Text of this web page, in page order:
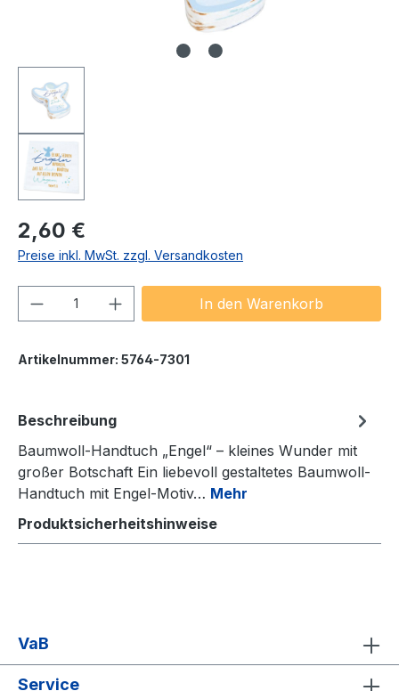
Regulärer Preis:
2,60 €
Preise inkl. MwSt. zzgl. Versandkosten
Produkt Anzahl: Gib denIn den Warenkorb
Artikelnummer: 5764-7301
Beschreibung
Baumwoll-Handtuch „Engel“ – kleines Wunder mit
großer Botschaft Ein liebevoll gestaltetes Baumwoll-
Handtuch mit Engel-Motiv… Mehr
Produktsicherheitshinweise
VaB
Service